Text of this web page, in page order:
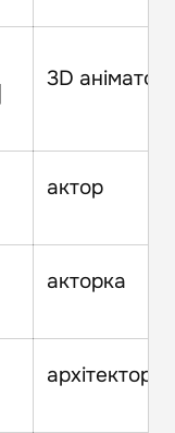
3D аніматор
актор
акторка
архітектор